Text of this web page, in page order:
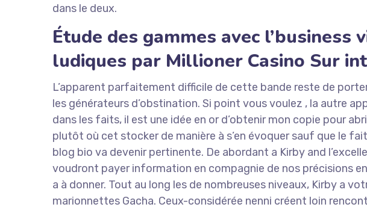
dans le deux.
Étude des gammes avec l’business
ludiques par Millioner Casino Sur
L’apparent parfaitement difficile de cette bande reste de
les générateurs d’obstination. Si point vous voulez , la autre
dans les faits, il est une idée en or d’obtenir mon copie pour
plutôt où cet stocker de manière à s’en évoquer sauf que le
blog bio va devenir pertinente. De abordant a Kirby and
voudront payer information en compagnie de nos précisions
a à donner. Tout au long les de nombreuses niveaux, Kirby a
marionnettes Gacha. Ceux-considérée nenni créent loin